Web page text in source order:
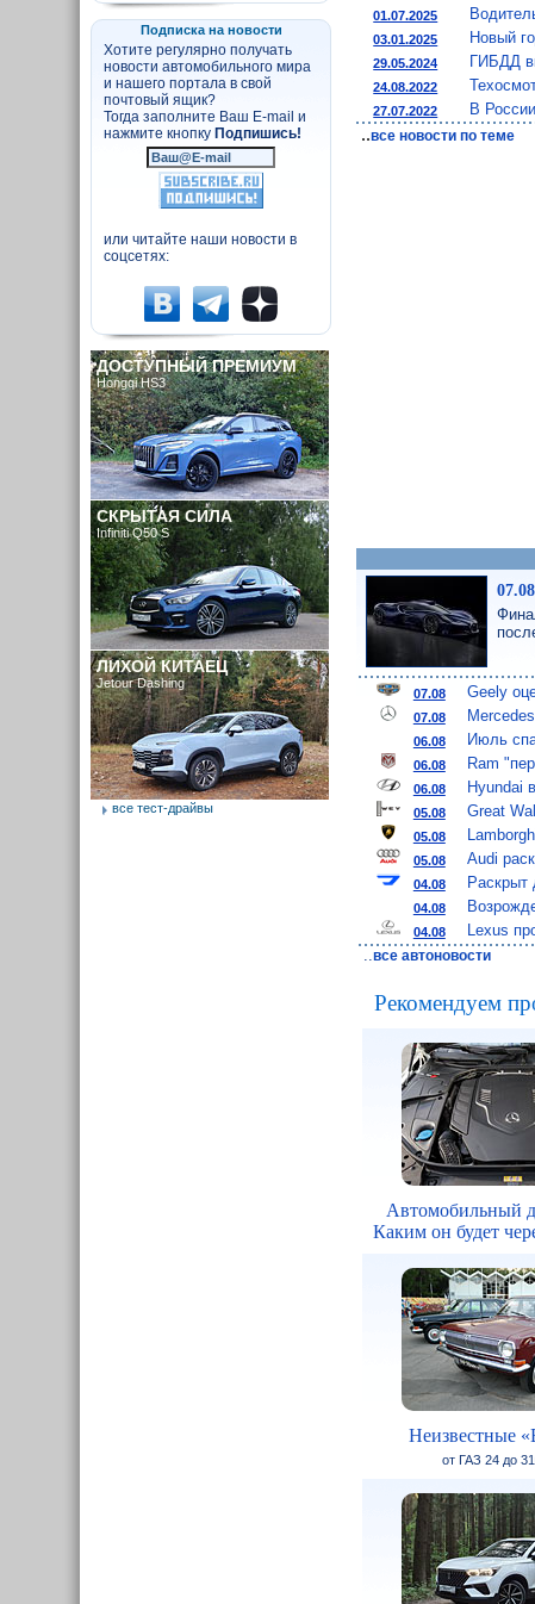
01.07.2025
03.01.2025 Новый
29.05.2024 ГИБДД
24.08.2022
27.07.2022 В
..все новости по теме
07.08 Geely
07.08
06.08 Июль
06.08 Ram
06.08 Hyundai
05.08 Great
05.08
05.08 Audi
04.08 Раскрыт
04.08
04.08
Lexus
..все автоновости
Рекомендуем
Автомобильный
Каким он будет
Неизвестные
от ГАЗ 24 до
Подписка на новости
Хотите регулярно получать
новости автомобильного мира
и нашего портала в свой
почтовый ящик?
Тогда заполните Ваш E-mail и
нажмите кнопку Подпишись!
или читайте наши новости в
соцсетях:
ДОСТУПНЫЙ ПРЕМИУМ
Hongqi HS3
СКРЫТАЯ СИЛА
Infiniti Q50 S
ЛИХОЙ КИТАЕЦ
Jetour Dashing
все тест-драйвы